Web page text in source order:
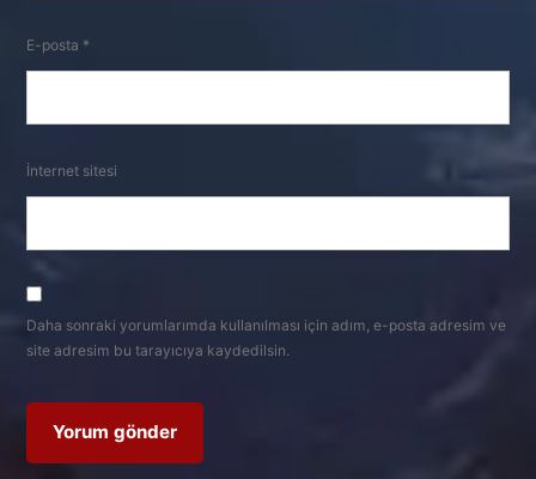
E-posta *
İnternet sitesi
Daha sonraki yorumlarımda kullanılması için adım, e-posta adresim ve
site adresim bu tarayıcıya kaydedilsin.